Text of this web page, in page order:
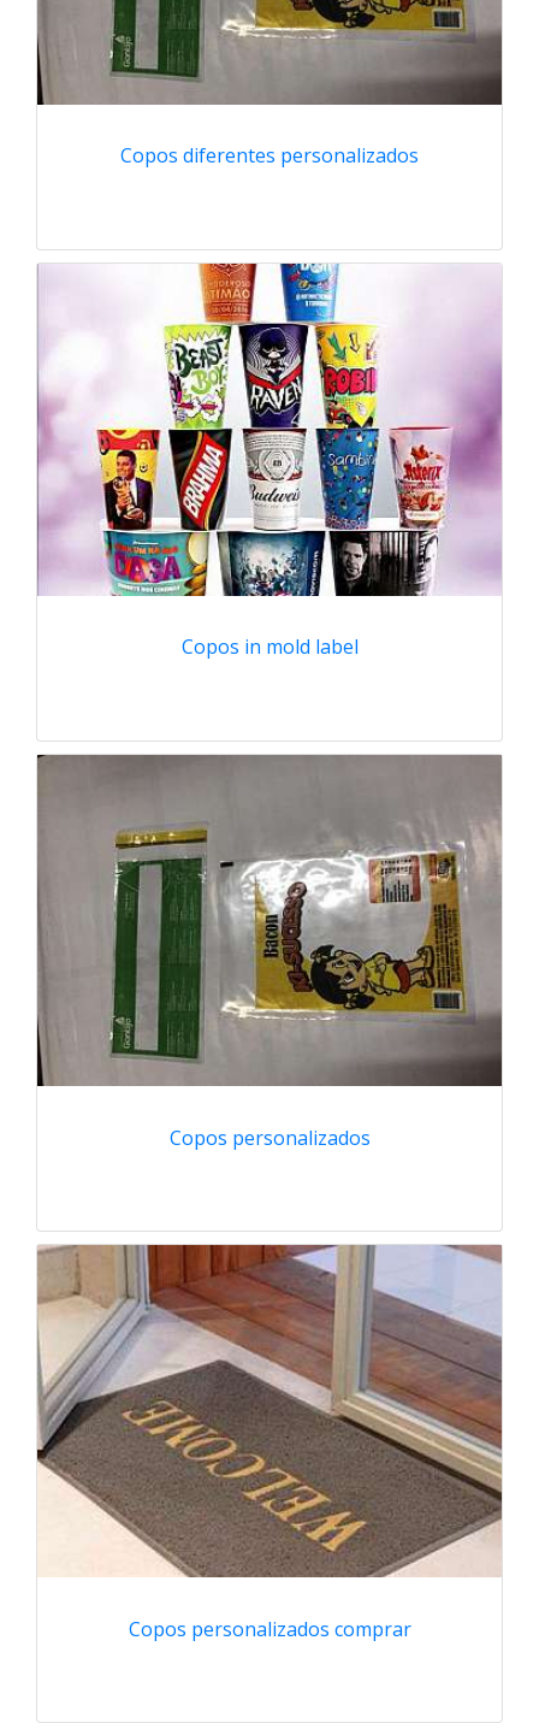
Copos diferentes personalizados
Copos in mold label
Copos personalizados
Copos personalizados comprar